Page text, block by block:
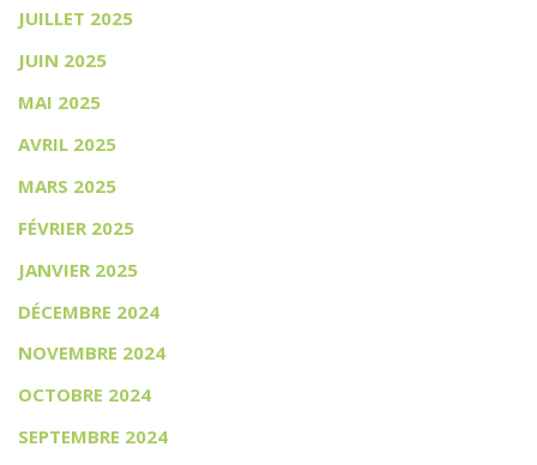
JUILLET 2025
JUIN 2025
MAI 2025
AVRIL 2025
MARS 2025
FÉVRIER 2025
JANVIER 2025
DÉCEMBRE 2024
NOVEMBRE 2024
OCTOBRE 2024
SEPTEMBRE 2024